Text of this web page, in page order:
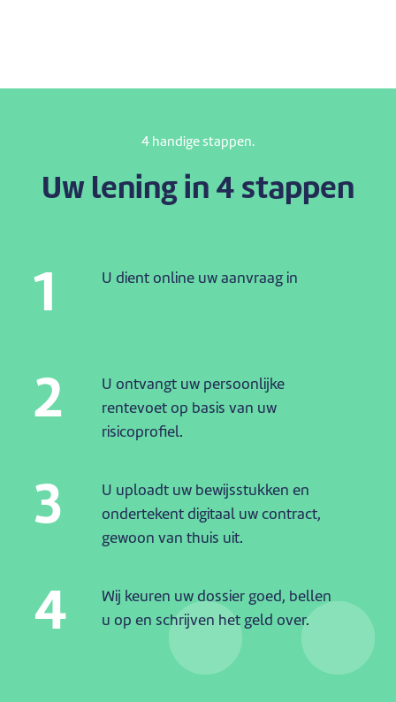
4 handige stappen.
Uw lening in 4 stappen
1 U dient online uw aanvraag in
2
U ontvangt uw persoonlijke
rentevoet op basis van uw
risicoprofiel.
3
U uploadt uw bewijsstukken en
ondertekent digitaal uw contract,
gewoon van thuis uit.
4
Wij keuren uw dossier goed, bellen
u op en schrijven het geld over.